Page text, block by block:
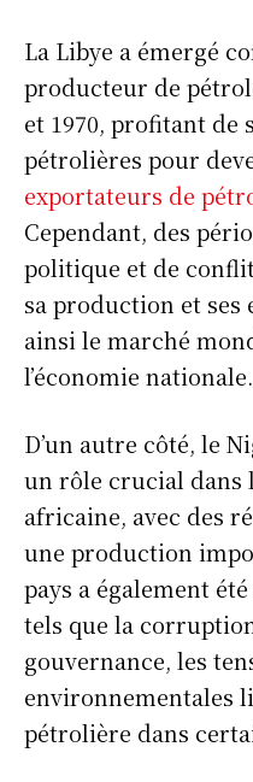
La Libye a émergé
producteur de
et 1970, profitant de
pétrolières pour
exportateurs de
Cependant, des
politique et de
sa production et
ainsi le marché
l’économie nationale.
D’un autre côté, le
un rôle crucial dans
africaine, avec des
une production
pays a également
tels que la
gouvernance, les
environnementales
pétrolière dans